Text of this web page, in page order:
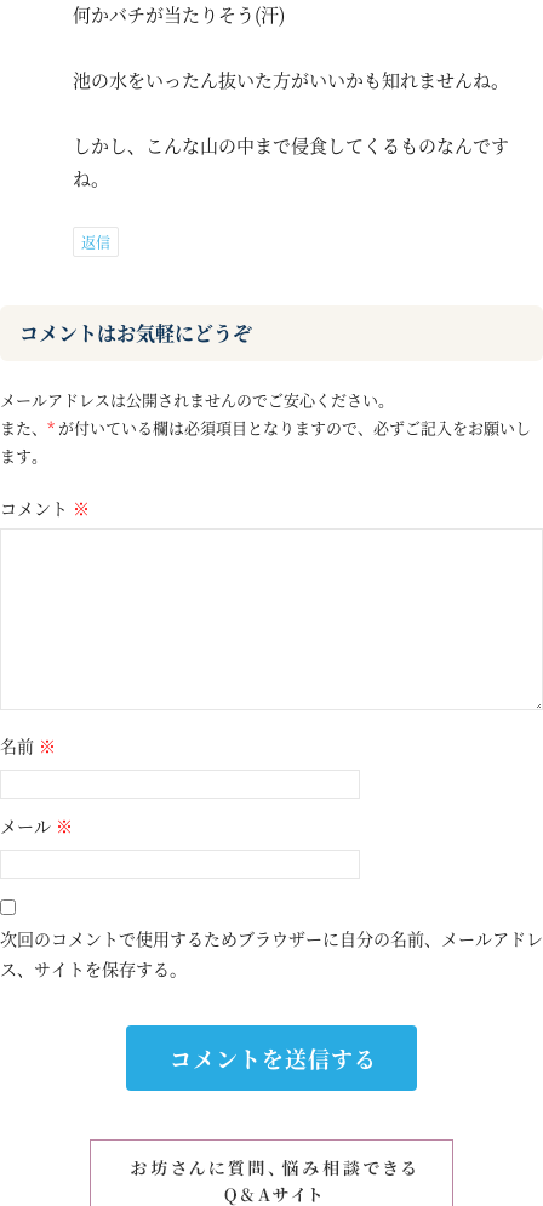
何かバチが当たりそう(汗)
池の水をいったん抜いた方がいいかも知れませんね。
しかし、こんな山の中まで侵食してくるものなんです
ね。
返信
コメントはお気軽にどうぞ
メールアドレスは公開されませんのでご安心ください。
また、 * が付いている欄は必須項目となりますので、必ずご記入をお願いし
ます。
コメント ※
名前 ※
メール ※
次回のコメントで使用するためブラウザーに自分の名前、メールアドレ
ス、サイトを保存する。